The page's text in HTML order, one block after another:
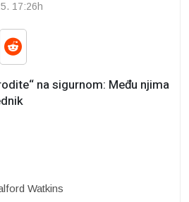
17:26h
na sigurnom: Među njima
Watkins